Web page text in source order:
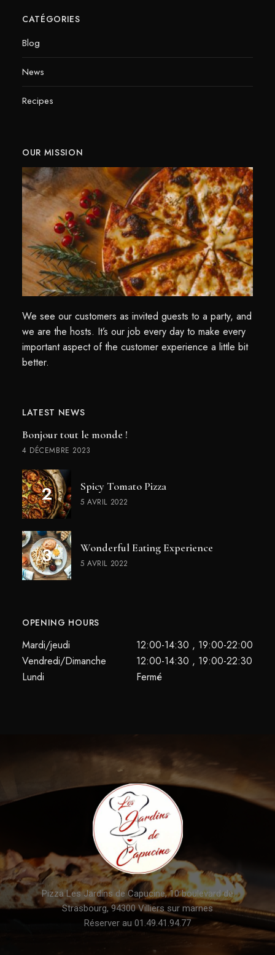
CATÉGORIES
Blog
News
Recipes
OUR MISSION
We see our customers as invited guests to a party, and
we are the hosts. It’s our job every day to make every
important aspect of the customer experience a little bit
better.
LATEST NEWS
Bonjour tout le monde !
4 DÉCEMBRE 2023
Spicy Tomato Pizza
5 AVRIL 2022
Wonderful Eating Experience
5 AVRIL 2022
OPENING HOURS
Mardi/jeudi
12:00-14:30 , 19:00-22:00
Vendredi/Dimanche
12:00-14:30 , 19:00-22:30
Lundi
Fermé
Pizza Les Jardins de Capucine, 10 boulevard de
Strasbourg, 94300 Villiers sur marnes
Réserver au 01.49.41.94.77